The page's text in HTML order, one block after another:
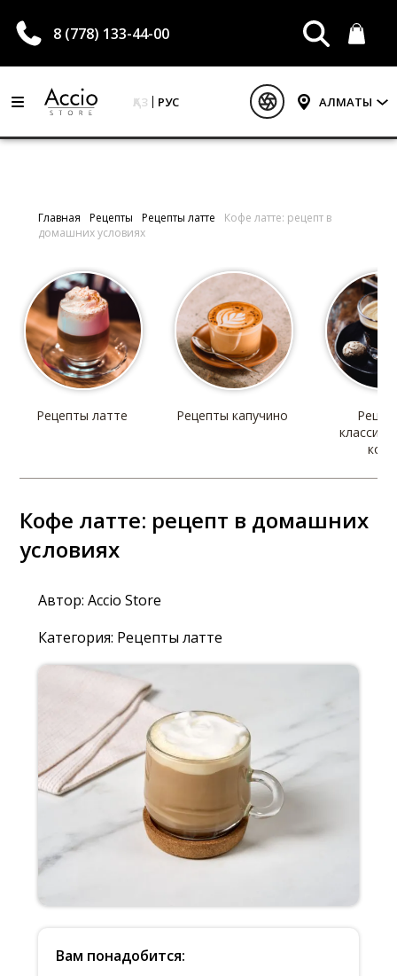
8 (778) 133-44-00
ҚАЗ РУС АЛМАТЫ
Главная Рецепты Рецепты латте
Кофе латте: рецепт в
домашних условиях
Рецепты латте Рецепты капучино
Кофе латте: рецепт в домашних
условиях
Автор: Accio Store
Категория: Рецепты латте
Вам понадобится: